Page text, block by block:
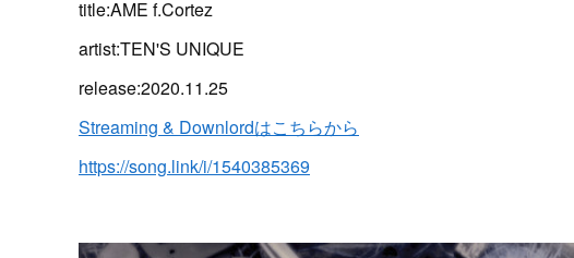
title:AME f.Cortez
artist:TEN'S UNIQUE
release:2020.11.25
Streaming & Downlordはこちらから
https://song.link/i/1540385369